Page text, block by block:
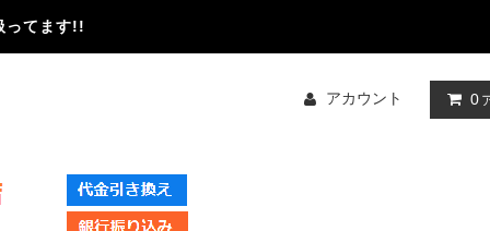
ってます!!
アカウント 0